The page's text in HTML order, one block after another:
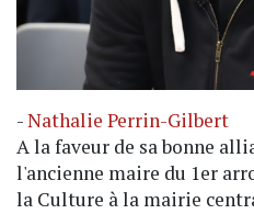
-Nathalie Perrin-Gilbert
A la faveur de sa bonne
l'ancienne maire du 1er
la Culture à la mairie